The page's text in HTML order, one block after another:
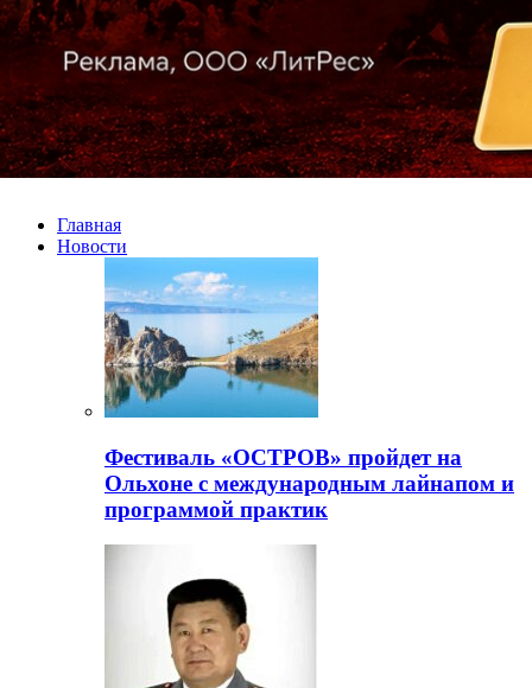
Главная
Новости
Фестиваль «ОСТРОВ» пройдет на
Ольхоне с международным лайнапом и
программой практик